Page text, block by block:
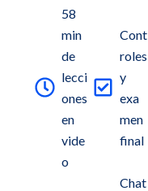
58
min
de
lecci
ones
en
vide
o
Cont
roles
y
exa
men
final
Chat